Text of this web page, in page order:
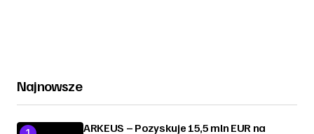
Najnowsze
ARKEUS – Pozyskuje 15,5 mln EUR na